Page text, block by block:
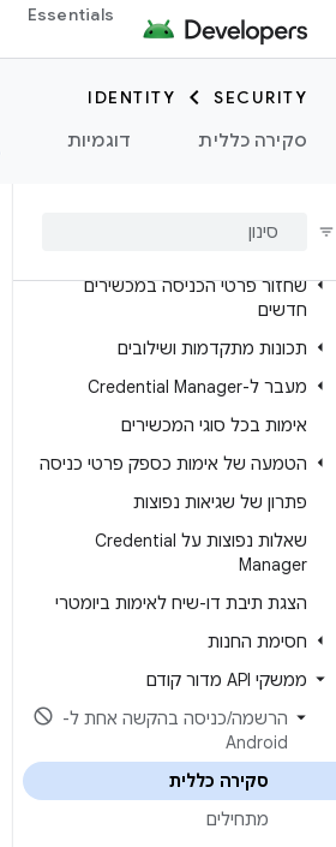
Essentials
SECURITY
IDENTITY
סקירה כללית
דוגמיות
דרישות מוקדמות
אימות משתמשים
אימות באמצעות מפתחות גישה
אימות באמצעות סיסמאות
שחזור פרטי הכניסה במכשירים
חדשים
תכונות מתקדמות ושילובים
מעבר ל-Credential Manager
אימות בכל סוגי המכשירים
הטמעה של אימות כספק פרטי כניסה
פתרון של שגיאות נפוצות
שאלות נפוצות על Credential
Manager
הצגת תיבת דו-שיח לאימות ביומטרי
חסימת החנות
ממשקי API מדור קודם
הרשמה/כניסה בהקשה אחת ל-
Android
סקירה כללית
מתחילים